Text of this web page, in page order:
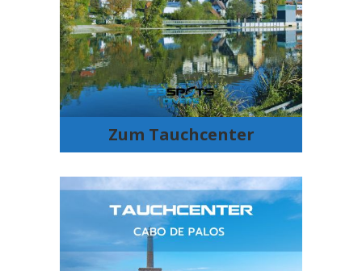
Tauchausfahrten
Tauchshop
Tauchreisen
Freediving
H2OTrekking
Zum Tauchcenter
Tauchcenter
Cabo de Palos